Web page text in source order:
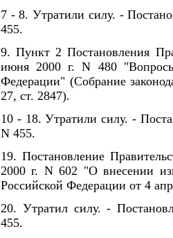
7 - 8. Утратили силу. -
455.
9. Пункт 2 Постановления
июня 2000 г. N 480 "Вопросы
Федерации" (Собрание
27, ст. 2847).
10 - 18. Утратили силу. -
N 455.
19. Постановление
2000 г. N 602 "О внесении
Российской Федерации от 4
20. Утратил силу. -
455.